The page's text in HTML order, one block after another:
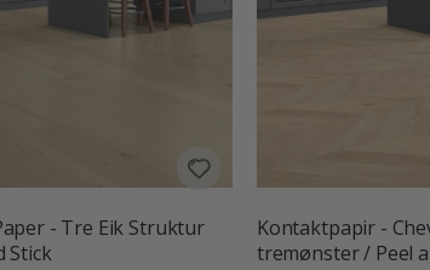
- Tre Eik Struktur
Stick
Kontaktpapir -
tremønster / Peel